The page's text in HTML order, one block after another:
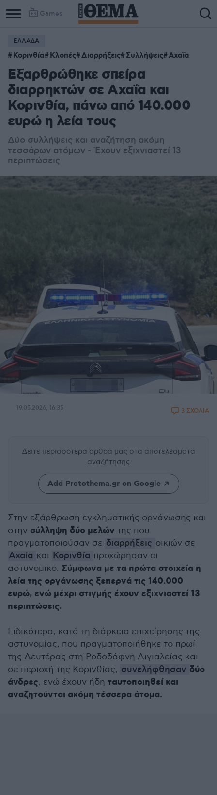
Games
ΕΛΛΑΔΑ
Κορινθία Κλοπές Διαρρήξεις Συλλήψεις Αχαΐα
Εξαρθρώθηκε σπείρα
διαρρηκτών σε Αχαΐα και
Κορινθία, πάνω από 140.000
ευρώ η λεία τους
Δύο συλλήψεις και αναζήτηση ακόμη
τεσσάρων ατόμων - Έχουν εξιχνιαστεί 13
περιπτώσεις
19.05.2026, 16:35 3 ΣΧΟΛΙΑ
Δείτε περισσότερα άρθρα μας στα αποτελέσματα
αναζήτησης
Add Protothema.gr on Google
Στην εξάρθρωση εγκληματικής οργάνωσης και
στην σύλληψη δύο μελών της που
πραγματοποιούσαν σε διαρρήξεις οικιών σε
Αχαΐα και Κορινθία προχώρησαν οι
αστυνομικο. Σύμφωνα με τα πρώτα στοιχεία η
λεία της οργάνωσης ξεπερνά τις 140.000
ευρώ, ενώ μέχρι στιγμής έχουν εξιχνιαστεί 13
περιπτώσεις.
Ειδικότερα, κατά τη διάρκεια επιχείρησης της
αστυνομίας, που πραγματοποιήθηκε το πρωί
της Δευτέρας στη Ροδοδάφνη Αιγιαλείας και
σε περιοχή της Κορινθίας, συνελήφθησαν δύο
άνδρες, ενώ έχουν ήδη ταυτοποιηθεί και
αναζητούνται ακόμη τέσσερα άτομα.